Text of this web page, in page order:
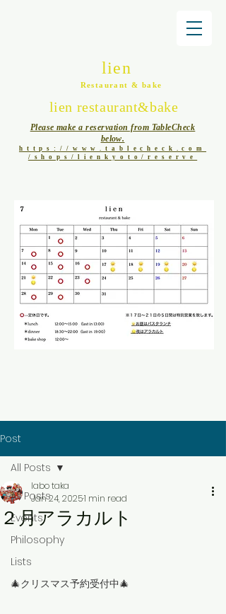
Please make a reservation from TableCheck
below.
https://www.tablecheck.com
/shops/lienkyoto/reserve
lien
Restaurant & bake
lien restaurant&bake
Post
All Posts
Events
Philosophy
Lists
🎄クリスマス予約受付中🎄
All Posts
２月アラカルト
labo taka
Jan 24, 20251 min read